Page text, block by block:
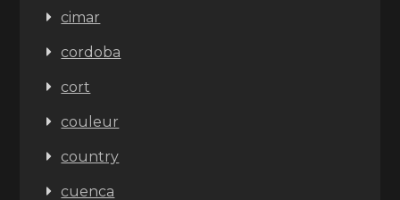
cimar
cordoba
cort
couleur
country
cuenca